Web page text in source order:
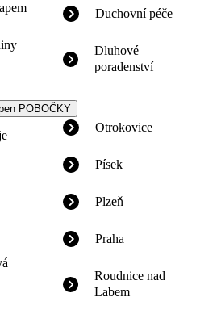
Duchovní péče
Dluhové
poradenství
POBOČKY
Otrokovice
Písek
Plzeň
Praha
Roudnice nad
Labem